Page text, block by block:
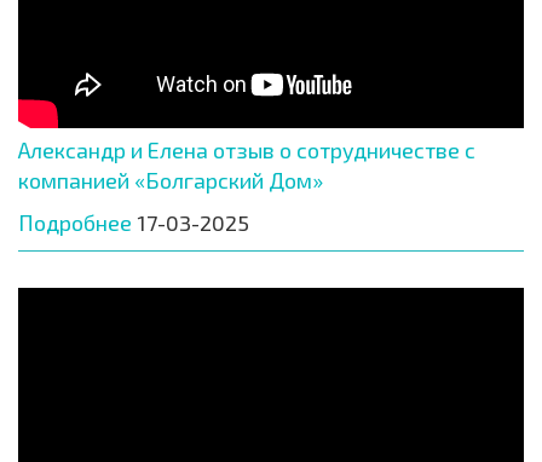
Александр и Елена отзыв о сотрудничестве с
компанией «Болгарский Дом»
Подробнее 17-03-2025